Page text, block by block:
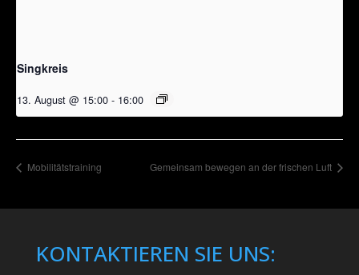
Singkreis
13. August @ 15:00 - 16:00
Mobilitätstraining Gemeinsam bewegen an der frischen Luft
KONTAKTIEREN SIE UNS: